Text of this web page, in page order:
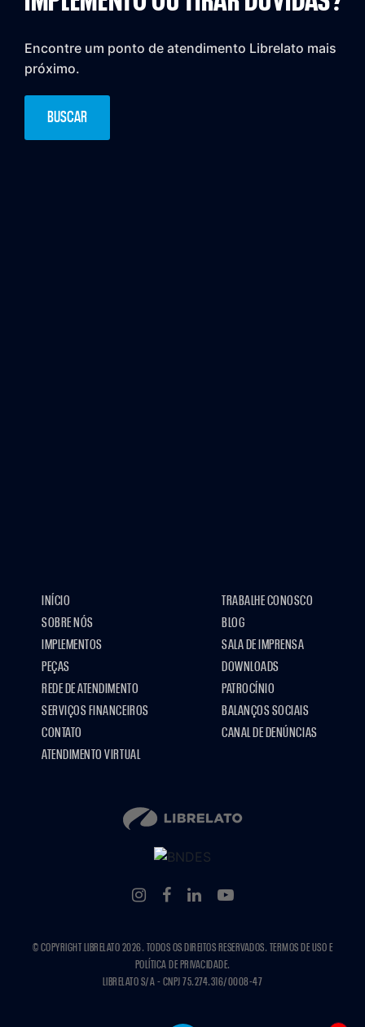
Encontre um ponto de atendimento Librelato mais
próximo.
BUSCAR
INÍCIO
SOBRE NÓS
IMPLEMENTOS
PEÇAS
REDE DE ATENDIMENTO
SERVIÇOS FINANCEIROS
CONTATO
ATENDIMENTO VIRTUAL
TRABALHE CONOSCO
BLOG
SALA DE IMPRENSA
DOWNLOADS
PATROCÍNIO
BALANÇOS SOCIAIS
CANAL DE DENÚNCIAS
© COPYRIGHT LIBRELATO 2026. TODOS OS DIREITOS RESERVADOS. TERMOS DE USO E
POLÍTICA DE PRIVACIDADE.
LIBRELATO S/A - CNPJ 75.274.316/0008-47